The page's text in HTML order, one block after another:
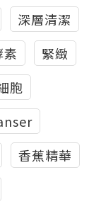
深層清潔
素
緊緻
胞
香蕉精華